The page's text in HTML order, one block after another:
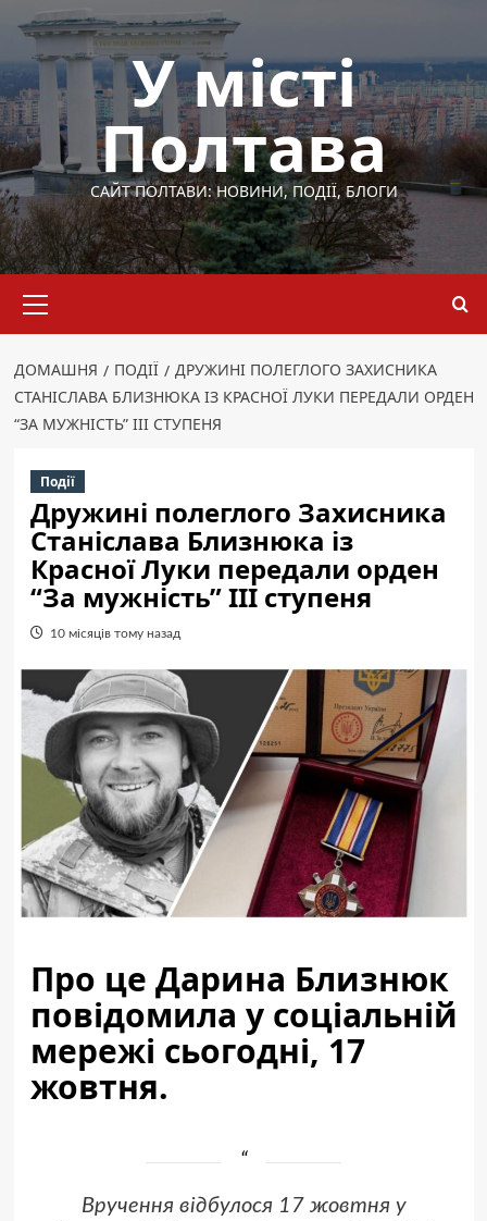
Перейти
вмісту
У місті
Полтава
САЙТ ПОЛТАВИ: НОВИНИ, ПОДІЇ, БЛОГИ
меню
ДОМАШНЯ ПОДІЇ
ДРУЖИНІ ПОЛЕГЛОГО ЗАХИСНИКА
СТАНІСЛАВА БЛИЗНЮКА ІЗ КРАСНОЇ ЛУКИ ПЕРЕДАЛИ ОРДЕН
“ЗА МУЖНІСТЬ” ІІІ СТУПЕНЯ
Події
Дружині полеглого Захисника
Станіслава Близнюка із
Красної Луки передали орден
“За мужність” ІІІ ступеня
10 місяців тому назад
Про це Дарина Близнюк
повідомила у соціальній
мережі сьогодні, 17
жовтня.
Вручення відбулося 17 жовтня у